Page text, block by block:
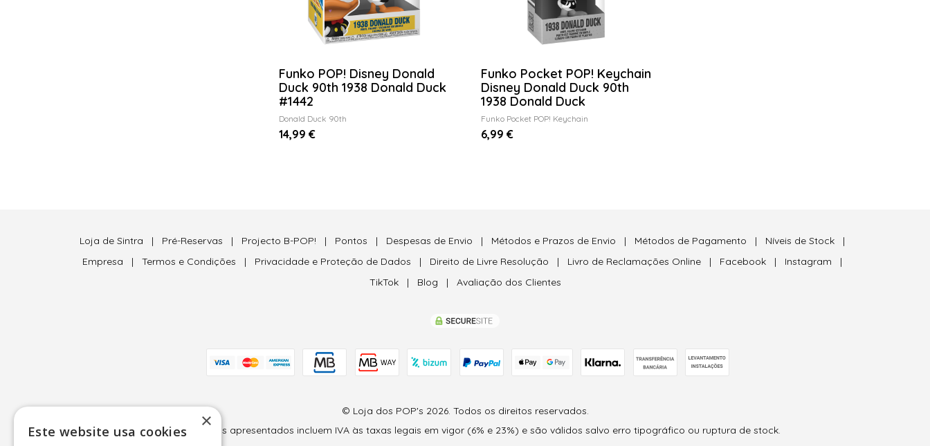
Funko POP! Disney Donald
Duck 90th 1938 Donald Duck
#1442
Donald Duck 90th
14,99 €
Funko Pocket POP! Keychain
Disney Donald Duck 90th
1938 Donald Duck
Funko Pocket POP! Keychain
6,99 €
Loja de Sintra | Pré-Reservas | Projecto B-POP! | Pontos | Despesas de Envio | Métodos e Prazos de Envio | Métodos de Pagamento | Níveis de Stock |
Empresa | Termos e Condições | Privacidade e Proteção de Dados | Direito de Livre Resolução | Livro de Reclamações Online | Facebook | Instagram |
TikTok| Blog | Avaliação dos Clientes
© Loja dos POP's 2026. Todos os direitos reservados.
Todos os preços apresentados incluem IVA às taxas legais em vigor (6% e 23%) e são válidos salvo erro tipográfico ou ruptura de stock.
×
Este website usa cookies